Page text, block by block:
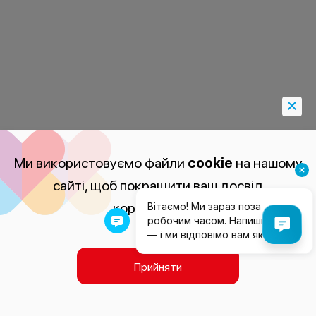
Ми використовуємо файли cookie на нашому
сайті, щоб покращити ваш досвід
користування.
Прийняти